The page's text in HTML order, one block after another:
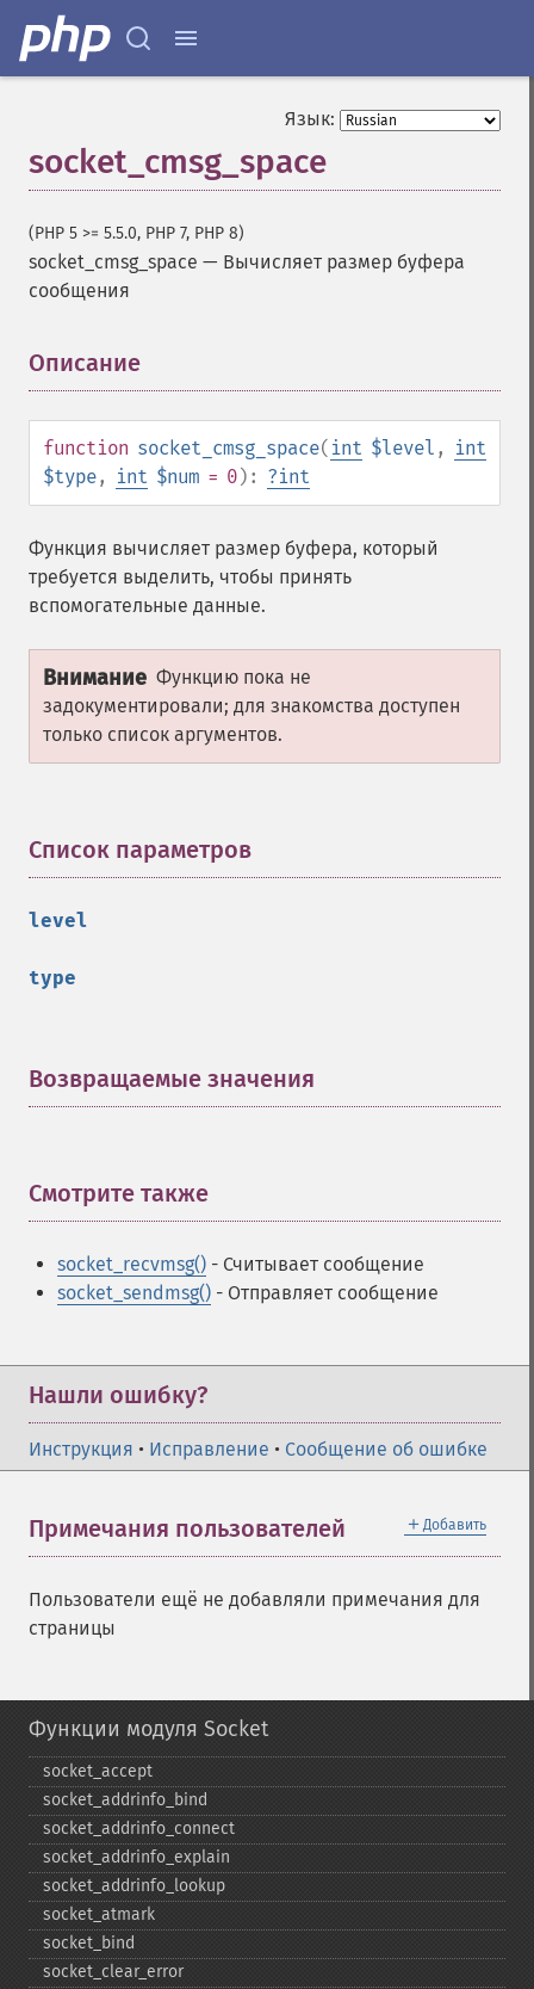
Язык:
socket_cmsg_space
(PHP 5 >= 5.5.0, PHP 7, PHP 8)
socket_cmsg_space — Вычисляет размер буфера
сообщения
Описание
function socket_cmsg_space( int $level ,
int
$type, int $num = 0): ?int
Функция вычисляет размер буфера, который
требуется выделить, чтобы принять
вспомогательные данные.
Внимание Функцию пока не
задокументировали; для знакомства доступен
только список аргументов.
Список параметров
level
type
Возвращаемые значения
Смотрите также
socket_recvmsg() - Считывает сообщение
socket_sendmsg() - Отправляет сообщение
Нашли ошибку?
Инструкция • Исправление • Сообщение об ошибке
＋ Добавить
Примечания пользователей
Пользователи ещё не добавляли примечания для
страницы
Функции модуля Socket
socket_​accept
socket_​addrinfo_​bind
socket_​addrinfo_​connect
socket_​addrinfo_​explain
socket_​addrinfo_​lookup
socket_​atmark
socket_​bind
socket_​clear_​error